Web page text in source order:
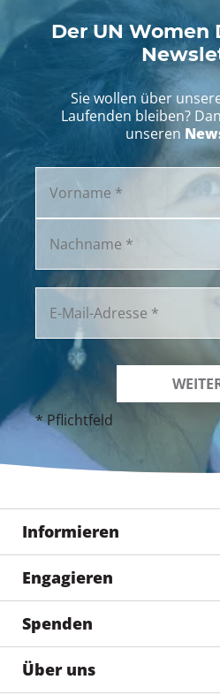
Der UN Women
Sie wollen über
Laufenden bleiben?
unseren
* Pflichtfeld
Informieren
Engagieren
Spenden
Über uns